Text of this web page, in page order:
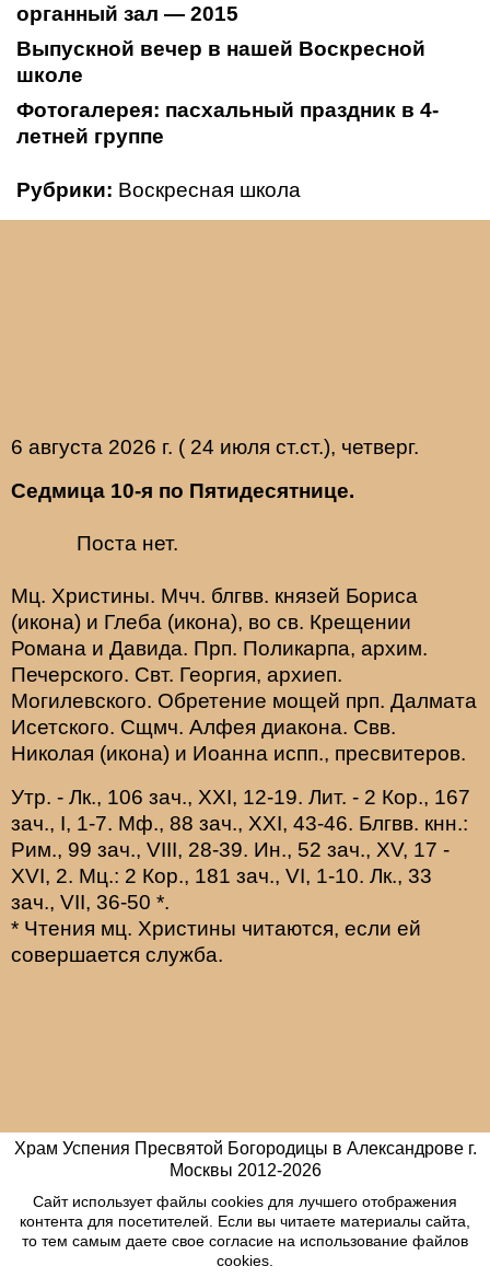
органный зал — 2015
Выпускной вечер в нашей Воскресной
школе
Фотогалерея: пасхальный праздник в 4-
летней группе
Рубрики: Воскресная школа
6 августа 2026 г. ( 24 июля ст.ст.), четверг.
Седмица 10-я по Пятидесятнице.
Поста нет.
Мц. Христины. Мчч. блгвв. князей Бориса
(икона) и Глеба (икона), во св. Крещении
Романа и Давида. Прп. Поликарпа, архим.
Печерского. Свт. Георгия, архиеп.
Могилевского. Обретение мощей прп. Далмата
Исетского. Сщмч. Алфея диакона. Свв.
Николая (икона) и Иоанна испп., пресвитеров.
Утр. - Лк., 106 зач., XXI, 12-19. Лит. - 2 Кор., 167
зач., I, 1-7. Мф., 88 зач., XXI, 43-46. Блгвв. кнн.:
Рим., 99 зач., VIII, 28-39. Ин., 52 зач., XV, 17 -
XVI, 2. Мц.: 2 Кор., 181 зач., VI, 1-10. Лк., 33
зач., VII, 36-50 *.
* Чтения мц. Христины читаются, если ей
совершается служба.
Храм Успения Пресвятой Богородицы в Александрове г.
Москвы 2012-2026
Сайт использует файлы cookies для лучшего отображения
контента для посетителей. Если вы читаете материалы сайта,
то тем самым даете свое согласие на использование файлов
cookies.